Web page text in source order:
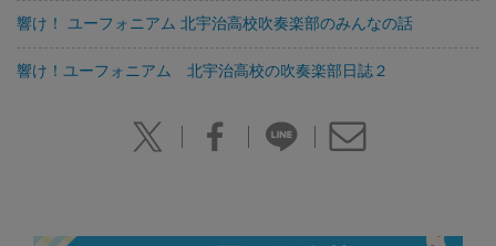
響け！ ユーフォニアム 北宇治高校吹奏楽部のみんなの話
響け！ユーフォニアム 北宇治高校の吹奏楽部日誌２